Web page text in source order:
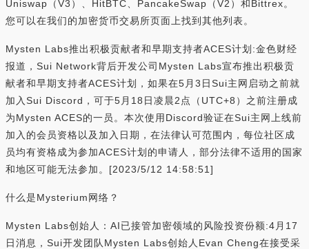
Uniswap（V3）、HitBTC、PancakeSwap（V2）和Bittrex。
您可以在我们的加密货币交易所页面上找到其他列表。
Mysten Labs推出积极贡献者和早期支持者ACES计划:金色财经
报道，Sui Network背后开发公司Mysten Labs宣布推出积极贡
献者和早期支持者ACES计划，如果在5月3日Sui主网启动之前就
加入Sui Discord，可于5月18日凌晨2点（UTC+8）之前注册成
为Mysten ACES的一员。本次使用Discord验证在Sui主网上线前
加入的会员资格以及加入日期，在法律认可范围内，每位社区成
员均有资格成为参加ACES计划的申请人，部分法律不适用的国家
和地区可能无法参加。[2023/5/12 14:58:51]
什么是Mysterium网络？
Mysten Labs创始人：AI已接管加密领域的风险投资份额:4月17
日消息，Sui开发团队Mysten Labs创始人Evan Cheng在接受采